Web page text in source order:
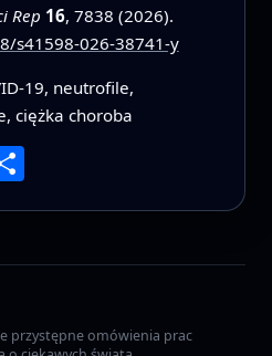
Rep 16, 7838 (2026).
s41598-026-38741-y
19, neutrofile,
ciężka choroba
Podziel
się
przystępne omówienia prac